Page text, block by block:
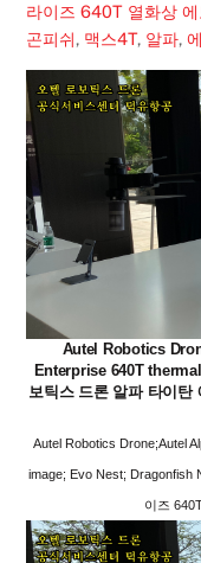
라이즈 640T 열화상
곤피쉬, 맥스4T, 알파,
Autel Robotics
Enterprise 640T
보틱스 드론 알파 타이탄
Autel Robotics Drone;Autel
image; Evo Nest; Dragonfish
이즈